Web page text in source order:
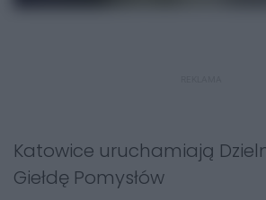
Katowice uruchamiają
Giełdę Pomysłów